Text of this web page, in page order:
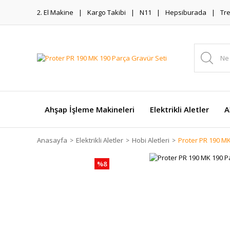
2. El Makine Kargo Takibi N11 Hepsiburada
Ahşap İşleme Makineleri Elektrikli Aletler
Anasayfa Elektrikli Aletler Hobi Aletleri Proter PR 190
%8